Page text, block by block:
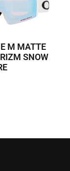
M MATTE
SNOW